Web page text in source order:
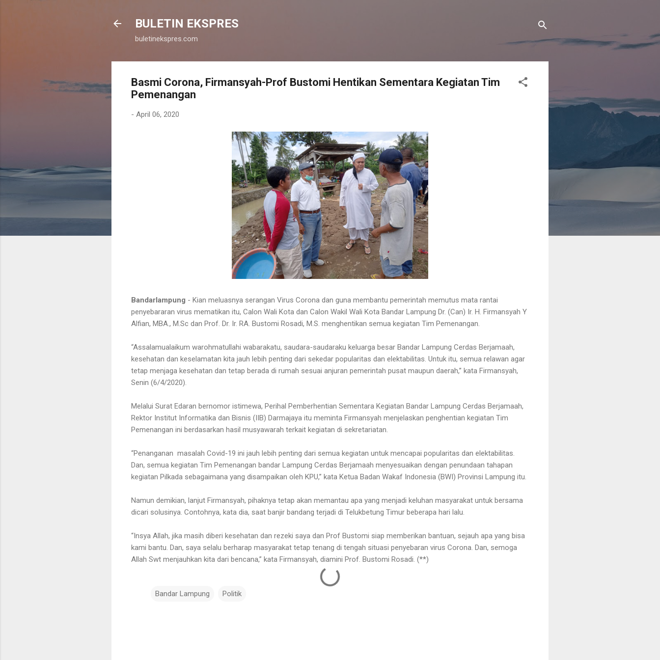
BULETIN EKSPRES
buletinekspres.com
Basmi Corona, Firmansyah-Prof Bustomi Hentikan Sementara Kegiatan Tim
Pemenangan
- April 06, 2020
Bandarlampung - Kian meluasnya serangan Virus Corona dan guna membantu pemerintah memutus mata rantai
penyebararan virus mematikan itu, Calon Wali Kota dan Calon Wakil Wali Kota Bandar Lampung Dr. (Can) Ir. H. Firmansyah Y
Alfian, MBA., M.Sc dan Prof. Dr. Ir. RA. Bustomi Rosadi, M.S. menghentikan semua kegiatan Tim Pemenangan.
“Assalamualaikum warohmatullahi wabarakatu, saudara-saudaraku keluarga besar Bandar Lampung Cerdas Berjamaah,
kesehatan dan keselamatan kita jauh lebih penting dari sekedar popularitas dan elektabilitas. Untuk itu, semua relawan agar
tetap menjaga kesehatan dan tetap berada di rumah sesuai anjuran pemerintah pusat maupun daerah,” kata Firmansyah,
Senin (6/4/2020).
Melalui Surat Edaran bernomor istimewa, Perihal Pemberhentian Sementara Kegiatan Bandar Lampung Cerdas Berjamaah,
Rektor Institut Informatika dan Bisnis (IIB) Darmajaya itu meminta Firmansyah menjelaskan penghentian kegiatan Tim
Pemenangan ini berdasarkan hasil musyawarah terkait kegiatan di sekretariatan.
“Penanganan masalah Covid-19 ini jauh lebih penting dari semua kegiatan untuk mencapai popularitas dan elektabilitas.
Dan, semua kegiatan Tim Pemenangan bandar Lampung Cerdas Berjamaah menyesuaikan dengan penundaan tahapan
kegiatan Pilkada sebagaimana yang disampaikan oleh KPU,” kata Ketua Badan Wakaf Indonesia (BWI) Provinsi Lampung itu.
Namun demikian, lanjut Firmansyah, pihaknya tetap akan memantau apa yang menjadi keluhan masyarakat untuk bersama
dicari solusinya. Contohnya, kata dia, saat banjir bandang terjadi di Telukbetung Timur beberapa hari lalu.
“Insya Allah, jika masih diberi kesehatan dan rezeki saya dan Prof Bustomi siap memberikan bantuan, sejauh apa yang bisa
kami bantu. Dan, saya selalu berharap masyarakat tetap tenang di tengah situasi penyebaran virus Corona. Dan, semoga
Allah Swt menjauhkan kita dari bencana,” kata Firmansyah, diamini Prof. Bustomi Rosadi. (**)
Bandar Lampung Politik